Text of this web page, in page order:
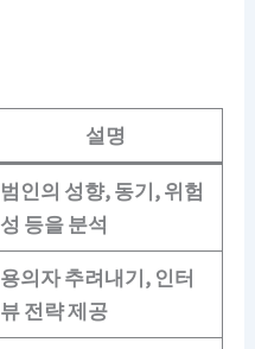
설명
범인의 성향, 동기, 위험
성 등을 분석
용의자 추려내기, 인터
뷰 전략 제공